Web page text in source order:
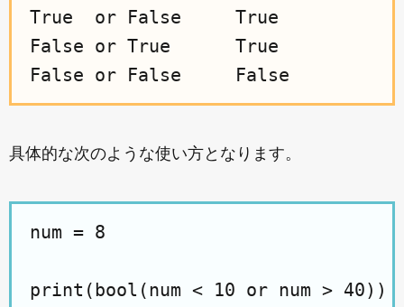
True  or False     True
False or True      True
具体的な次のような使い方となります。
num = 8